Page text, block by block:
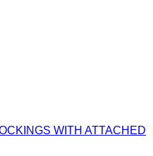
WITH ATTACHED